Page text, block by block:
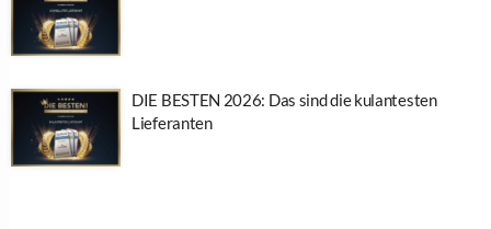
DIE BESTEN 2026: Das sind die kulantesten
Lieferanten